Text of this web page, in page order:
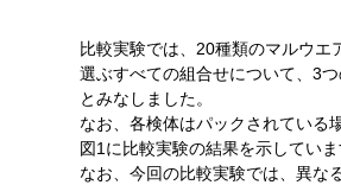
比較実験では、20種類のマルウ
選ぶすべての組合せについて、3
とみなしました。
なお、各検体はパックされている
図1に比較実験の結果を示していま
なお、今回の比較実験では、異な